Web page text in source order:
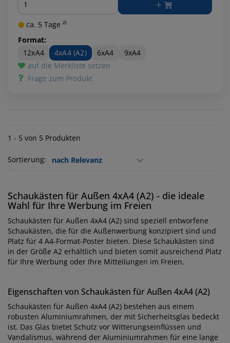
ca. 5 Tage ²⁾
Format:
12xA4
4xA4 (A2) 6xA4
9xA4
auf die Merkliste setzen
Frage zum Produkt
1 - 5 von 5 Produkten
Sortierung:
Schaukästen für Außen 4xA4 (A2) - die ideale
Wahl für Ihre Werbung im Freien
Schaukästen für Außen 4xA4 (A2) sind speziell entworfene
Schaukästen, die für die Außenwerbung konzipiert sind und
Platz für 4 A4-Format-Poster bieten. Diese Schaukästen sind
in der Größe A2 erhältlich und bieten somit ausreichend Platz
für Ihre Werbung oder Ihre Mitteilungen im Freien.
Eigenschaften von Schaukästen für Außen 4xA4 (A2)
Schaukästen für Außen 4xA4 (A2) bestehen aus einem
robusten Aluminiumrahmen, der mit Sicherheitsglas bedeckt
ist. Das Glas bietet Schutz vor Witterungseinflüssen und
Vandalismus, während der Aluminiumrahmen für eine lange